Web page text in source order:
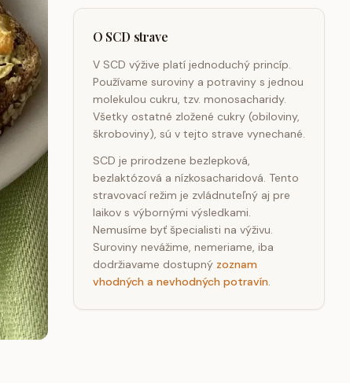
O SCD strave
V SCD výžive platí jednoduchý princíp.
Používame suroviny a potraviny s jednou
molekulou cukru, tzv. monosacharidy.
Všetky ostatné zložené cukry (obiloviny,
škroboviny), sú v tejto strave vynechané.
SCD je prirodzene bezlepková,
bezlaktózová a nízkosacharidová. Tento
stravovací režim je zvládnuteľný aj pre
laikov s výbornými výsledkami.
Nemusíme byť špecialisti na výživu.
Suroviny nevážime, nemeriame, iba
dodržiavame dostupný zoznam
vhodných a nevhodných potravín.